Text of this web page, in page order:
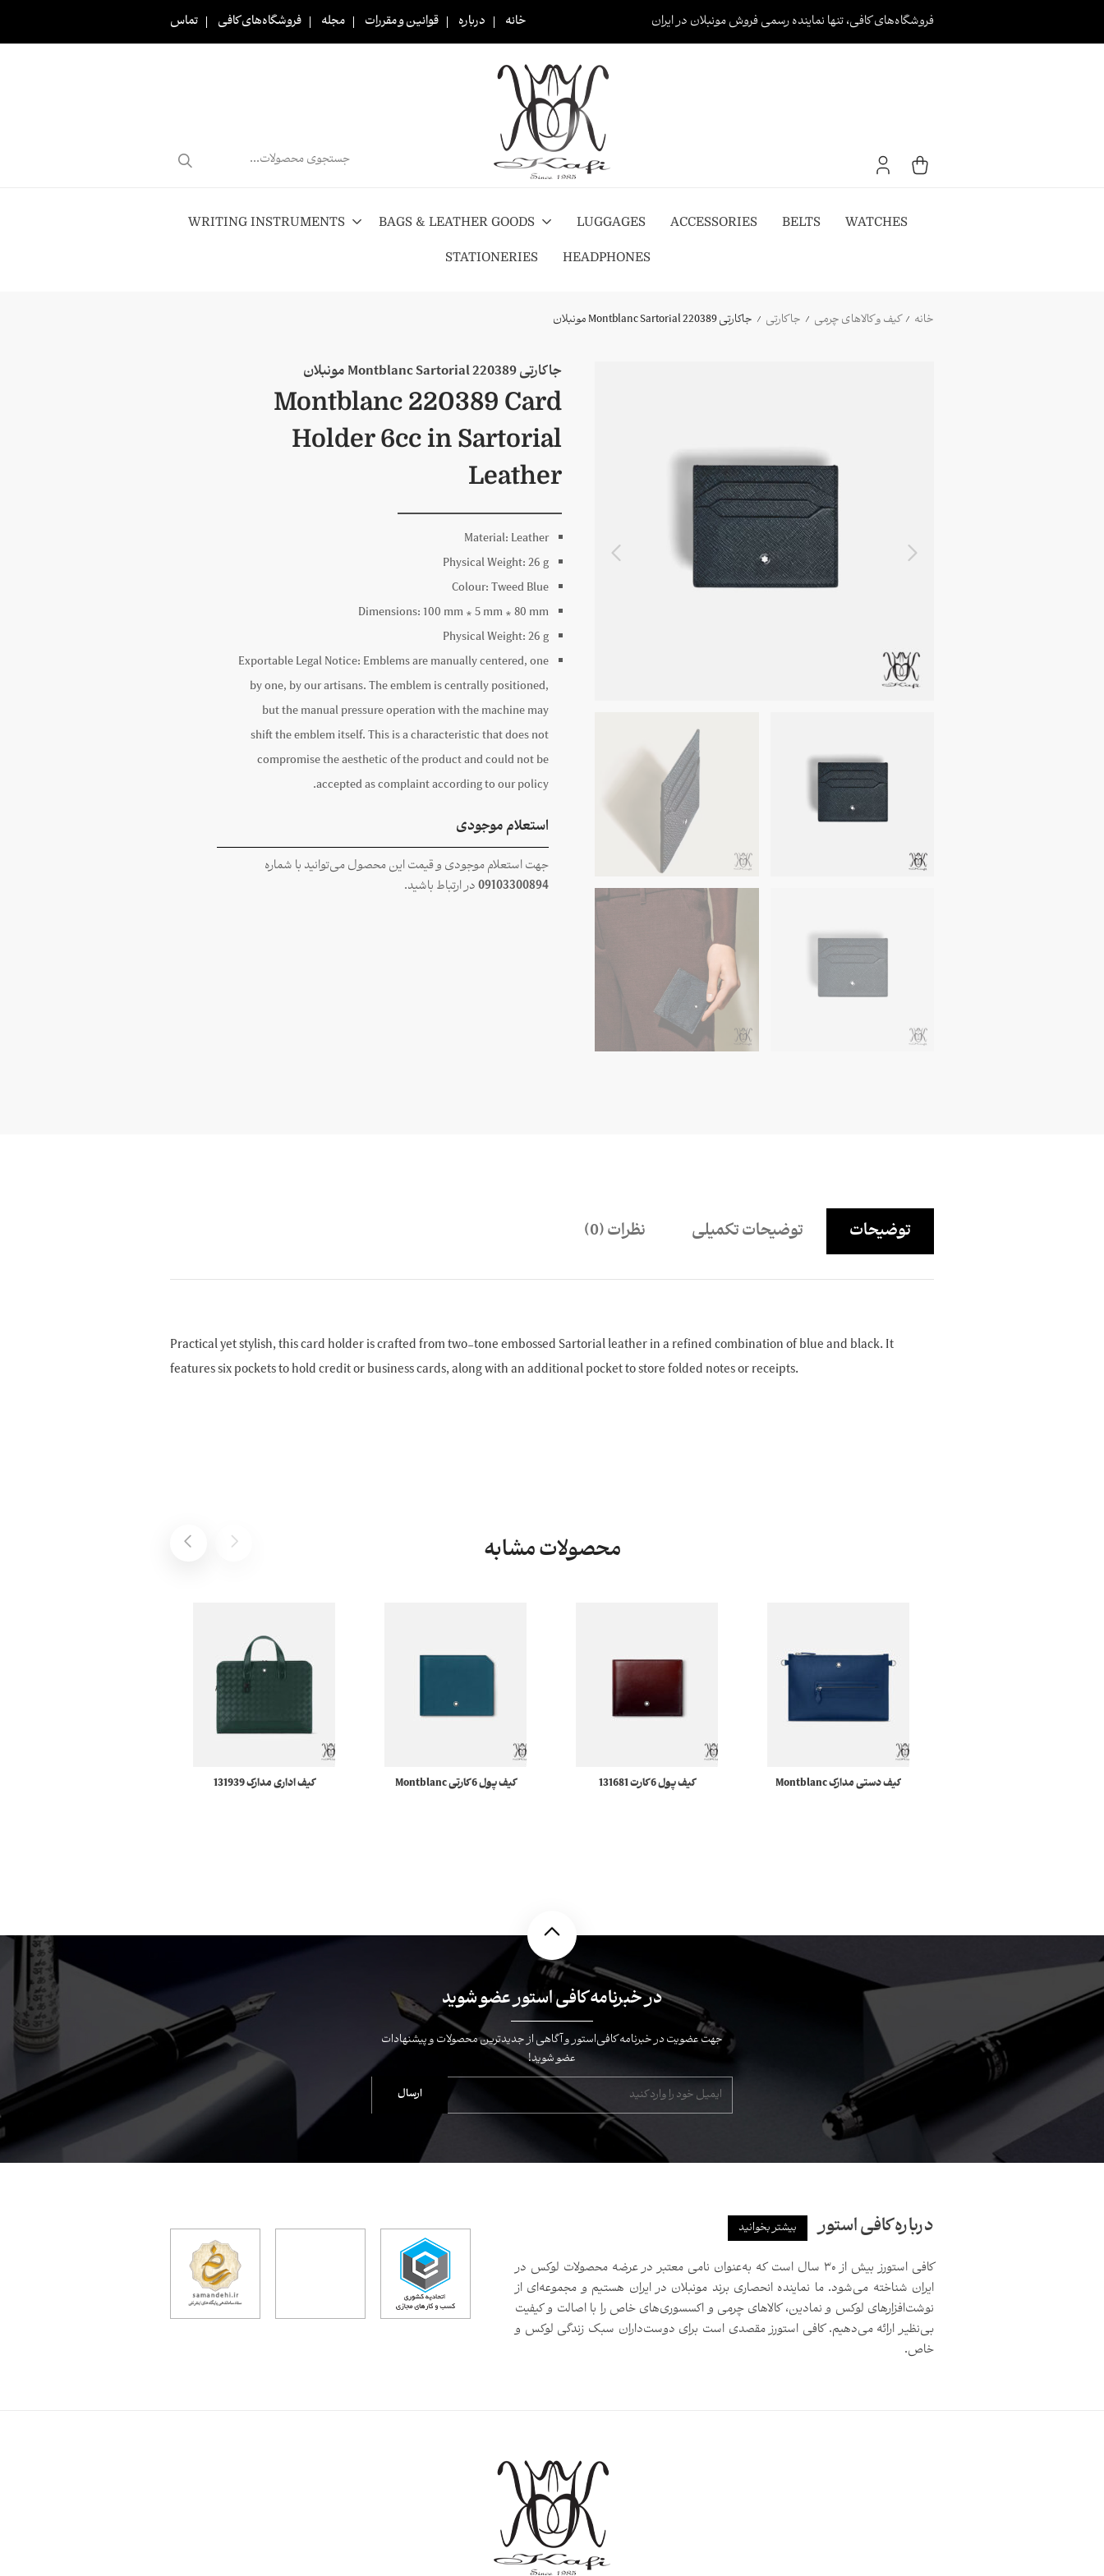
content
فروشگاه‌های کافی، تنها نماینده رسمی فروش مونبلان در ایران خانه درباره قوانین و مقررات مجله فروشگاه‌های کافی تماس
search
WRITING INSTRUMENTS BAGS & LEATHER GOODS LUGGAGES ACCESSORIES BELTS WATCHES
STATIONERIES HEADPHONES
خانه / کیف و کالاهای چرمی / جا کارتی / جاکارتی 220389 Montblanc Sartorial مونبلان
جاکارتی 220389 Montblanc Sartorial مونبلان
Montblanc 220389 Card
Holder 6cc in Sartorial
Leather
Material: Leather
Physical Weight:26 g
Colour:Tweed Blue
Dimensions:100 mm * 5 mm * 80 mm
Physical Weight:26 g
Exportable Legal Notice: Emblems are manually centered, one
by one, by our artisans. The emblem is centrally positioned,
but the manual pressure operation with the machine may
shift the emblem itself. This is a characteristic that does not
compromise the aesthetic of the product and could not be
accepted as complaint according to our policy.
استعلام موجودی
جهت استعلام موجودی و قیمت این محصول می‌توانید با شماره
09103300894در ارتباط باشید.
توضیحات توضیحات تکمیلی نظرات (0)
Practical yet stylish, this card holder is crafted from two-tone embossed Sartorial leather in a refined combination of blue and black. It
features six pockets to hold credit or business cards, along with an additional pocket to store folded notes or receipts.
محصولات مشابه
کیف دستی مدارک Montblanc
کیف پول 6 کارت 131681
کیف پول 6 کارتی Montblanc
کیف اداری مدارک 131939
در خبرنامه کافی استور عضو شوید
جهت عضویت در خبرنامه کافی‌استور و آگاهی از جدیدترین محصولات و پیشنهادات
عضو شوید!
درباره کافی استور بیشتر بخوانید
کافی استورز بیش از ۳۰ سال است که به‌عنوان نامی معتبر در عرضه محصولات لوکس در
ایران شناخته می‌شود. ما نماینده انحصاری برند مونبلان در ایران هستیم و مجموعه‌ای از
نوشت‌افزارهای لوکس و نمادین، کالاهای چرمی و اکسسوری‌های خاص را با اصالت و کیفیت
بی‌نظیر ارائه می‌دهیم. کافی استورز مقصدی است برای دوست‌داران سبک زندگی لوکس و
خاص.